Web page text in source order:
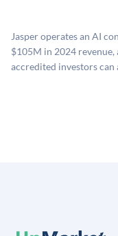
司可比倍数应用私
息不对称。此估值
Jasper operates an AI
$105M in 2024
accredited investors can